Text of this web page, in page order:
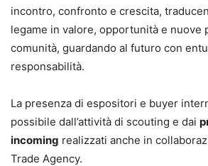
incontro, confronto e crescita,
legame in valore, opportunità e nuove
comunità, guardando al futuro con
responsabilità.
La presenza di espositori e buyer
possibile dall’attività di scouting e dai
incoming realizzati anche in
Trade Agency.